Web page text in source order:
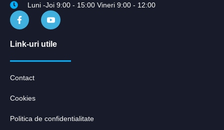
Luni -Joi 9:00 - 15:00 Vineri 9:00 - 12:00
Link-uri utile
Contact
Cookies
Politica de confidentialitate